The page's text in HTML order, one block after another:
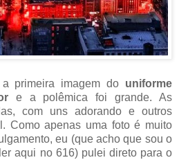
primeira imagem do uniforme
e a polêmica foi grande. As
com uns adorando e outros
Como apenas uma foto é muito
eu (que acho que sou o
aqui no 616) pulei direto para o